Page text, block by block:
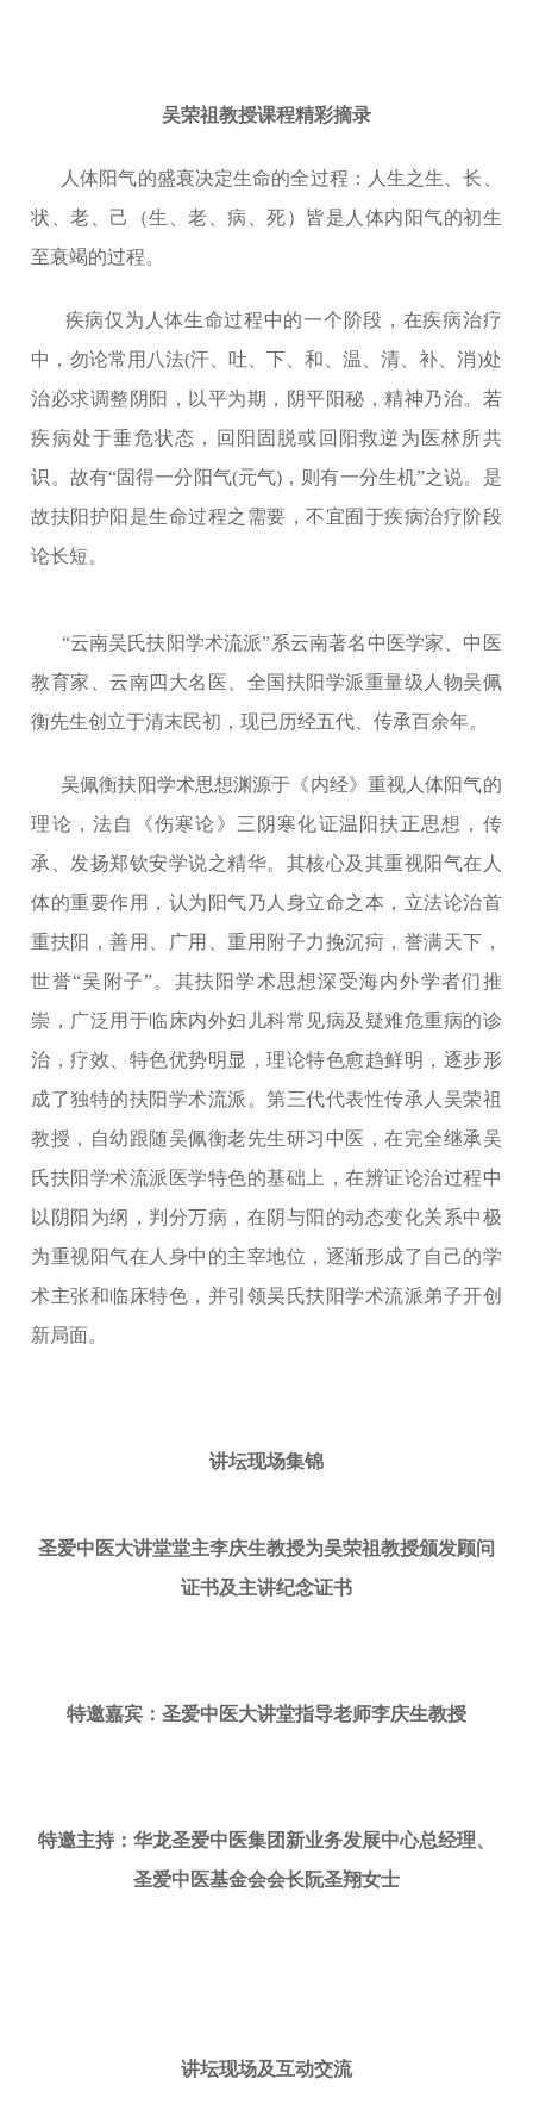
吴荣祖教授课程精彩摘录
人体阳气的盛衰决定生命的全过程：人生之生、长、
状、老、己（生、老、病、死）皆是人体内阳气的初生
至衰竭的过程。
疾病仅为人体生命过程中的一个阶段，在疾病治疗
中，勿论常用八法(汗、吐、下、和、温、清、补、消)处
治必求调整阴阳，以平为期，阴平阳秘，精神乃治。若
疾病处于垂危状态，回阳固脱或回阳救逆为医林所共
识。故有“固得一分阳气(元气)，则有一分生机”之说。是
故扶阳护阳是生命过程之需要，不宜囿于疾病治疗阶段
论长短。
“云南吴氏扶阳学术流派”系云南著名中医学家、中医
教育家、云南四大名医、全国扶阳学派重量级人物吴佩
衡先生创立于清末民初，现已历经五代、传承百余年。
吴佩衡扶阳学术思想渊源于《内经》重视人体阳气的
理论，法自《伤寒论》三阴寒化证温阳扶正思想，传
承、发扬郑钦安学说之精华。其核心及其重视阳气在人
体的重要作用，认为阳气乃人身立命之本，立法论治首
重扶阳，善用、广用、重用附子力挽沉疴，誉满天下，
世誉“吴附子”。其扶阳学术思想深受海内外学者们推
崇，广泛用于临床内外妇儿科常见病及疑难危重病的诊
治，疗效、特色优势明显，理论特色愈趋鲜明，逐步形
成了独特的扶阳学术流派。第三代代表性传承人吴荣祖
教授，自幼跟随吴佩衡老先生研习中医，在完全继承吴
氏扶阳学术流派医学特色的基础上，在辨证论治过程中
以阴阳为纲，判分万病，在阴与阳的动态变化关系中极
为重视阳气在人身中的主宰地位，逐渐形成了自己的学
术主张和临床特色，并引领吴氏扶阳学术流派弟子开创
新局面。
讲坛现场集锦
圣爱中医大讲堂堂主李庆生教授为吴荣祖教授颁发顾问
证书及主讲纪念证书
特邀嘉宾：圣爱中医大讲堂指导老师李庆生教授
特邀主持：华龙圣爱中医集团新业务发展中心总经理、
圣爱中医基金会会长阮圣翔女士
讲坛现场及互动交流